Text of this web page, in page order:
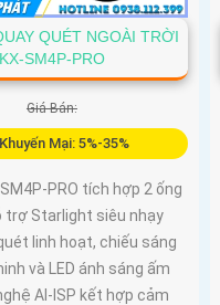
QUÉT NGOÀI TRỜI
KX-SM4P-PRO
Giá Bán:
Mại: 5%-35%
PRO tích hợp 2 ống
trợ Starlight siêu nhạy
linh hoạt, chiếu sáng
và LED ánh sáng ấm
AI-ISP kết hợp cảm